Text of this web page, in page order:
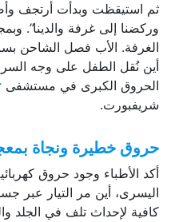
ثم استيقظت وبدأت أرتجف
وركضنا إلى غرفة والدينا”.
الغرفة. الأب فصل الشاحن
أين نُقل الطفل على وجه
الحروق الكبرى في مستشفى
شريفبورت.
حروق خطيرة ونجاة
أكد الأطباء وجود حروق
اليسرى، أين مر التيار عبر
كافية لإحداث تلف في الجلد